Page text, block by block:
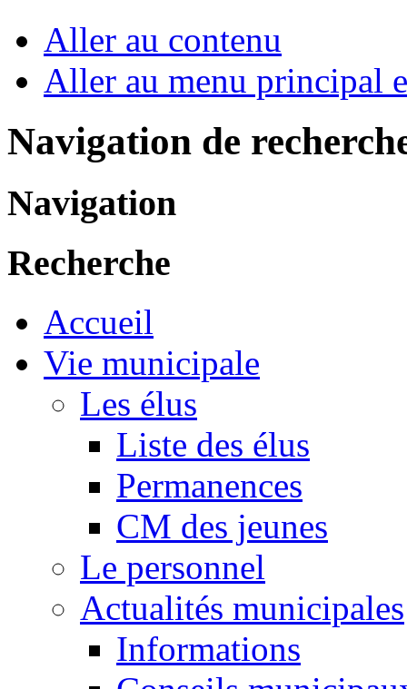
Aller au contenu
Aller au menu principal
Navigation de
Navigation
Recherche
Accueil
Vie municipale
Les élus
Liste des élus
Permanences
CM des jeunes
Le personnel
Actualités municipales
Informations